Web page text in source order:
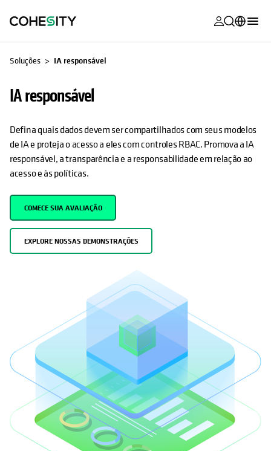
opens in a
opens in a
opens in a
opens in a
do produto
opens in a
opens in a
opens in a
opens in a
Français (France)
日本語 (Japan)
Soluções IA responsável
IA responsável
Defina quais dados devem ser compartilhados com seus modelos
de IA e proteja o acesso a eles com controles RBAC. Promova a IA
responsável, a transparência e a responsabilidade em relação ao
acesso e às políticas.
COMECE SUA AVALIAÇÃO
EXPLORE NOSSAS DEMONSTRAÇÕES